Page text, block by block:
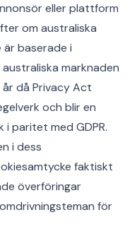
eller plattform
om australiska
baserade i
marknaden
då Privacy Act
och blir en
paritet med GDPR.
i dess
faktiskt
överföringar
för